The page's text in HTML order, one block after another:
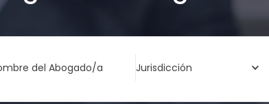
del Abogado/a Jurisdicción